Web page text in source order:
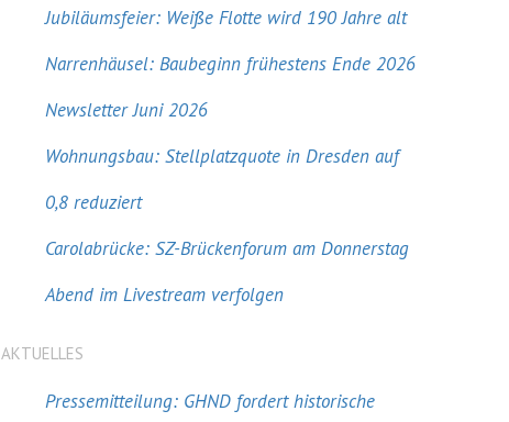
Jubiläumsfeier: Weiße Flotte wird 190 Jahre alt
Narrenhäusel: Baubeginn frühestens Ende 2026
Newsletter Juni 2026
Wohnungsbau: Stellplatzquote in Dresden auf
0,8 reduziert
Carolabrücke: SZ-Brückenforum am Donnerstag
Abend im Livestream verfolgen
AKTUELLES
Pressemitteilung: GHND fordert historische